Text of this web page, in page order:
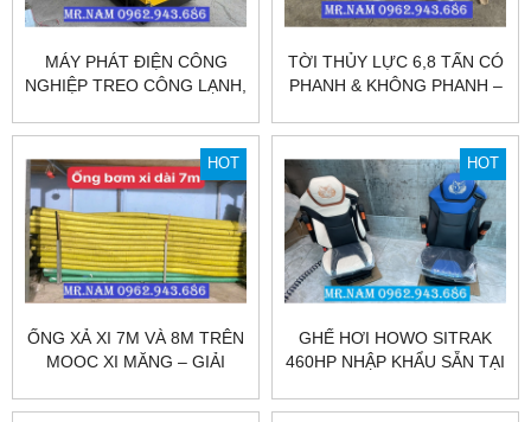
MÁY PHÁT ĐIỆN CÔNG
NGHIỆP TREO CÔNG LẠNH,
THƯƠNG HIỆU ISUZU
NHẬT BẢN.
TỜI THỦY LỰC 6,8 TẤN CÓ
PHANH & KHÔNG PHANH –
MẼ, ĐA DẠNG ỨNG DỤNG
HOT
ỐNG XẢ XI 7M VÀ 8M TRÊN
MOOC XI MĂNG – GIẢI
XẢ XI NHANH CHÓNG VÀ
HOT
GHẾ HƠI HOWO SITRAK
460HP NHẬP KHẨU SẴN TẠI